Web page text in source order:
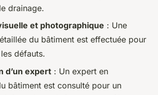
drainage.
et photographique : Une
du bâtiment est effectuée pour
défauts.
d’un expert : Un expert en
bâtiment est consulté pour un